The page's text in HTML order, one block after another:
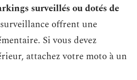
surveillés ou dotés de
offrent une
Si vous devez
attachez votre moto à un